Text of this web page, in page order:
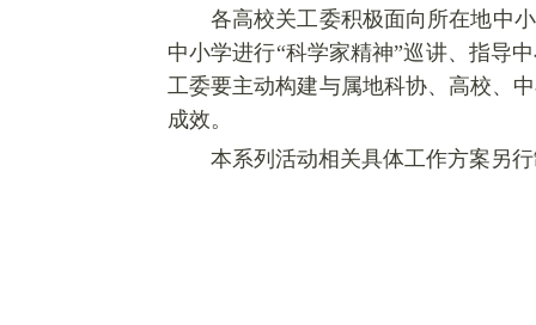
各高校关工委积极面向所在地中
中小学进行“科学家精神”巡讲、指导
工委要主动构建与属地科协、高校、
成效。
本系列活动相关具体工作方案另